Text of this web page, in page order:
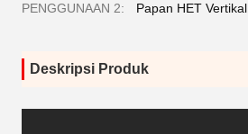
PENGGUNAAN 2: Papan HET Vertikal
Deskripsi Produk